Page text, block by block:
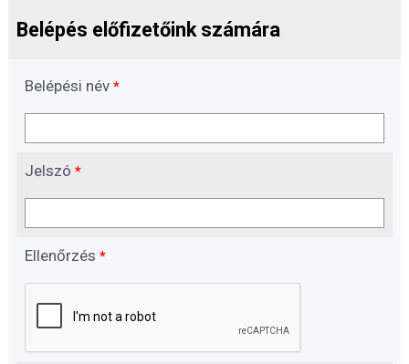
Belépés előfizetőink számára
Belépési név *
Jelszó *
Ellenőrzés *